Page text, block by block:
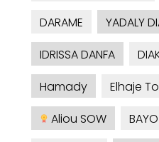
DARAME
YADALY
IDRISSA DANFA
Hamady
Elhaje
Aliou SOW
BAYO